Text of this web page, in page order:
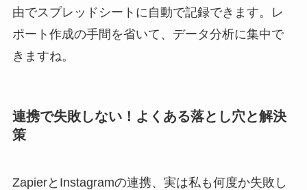
由でスプレッドシートに自動で記録できます。レ
ポート作成の手間を省いて、データ分析に集中で
きますね。
連携で失敗しない！よくある落とし穴と解決
策
ZapierとInstagramの連携、実は私も何度か失敗し